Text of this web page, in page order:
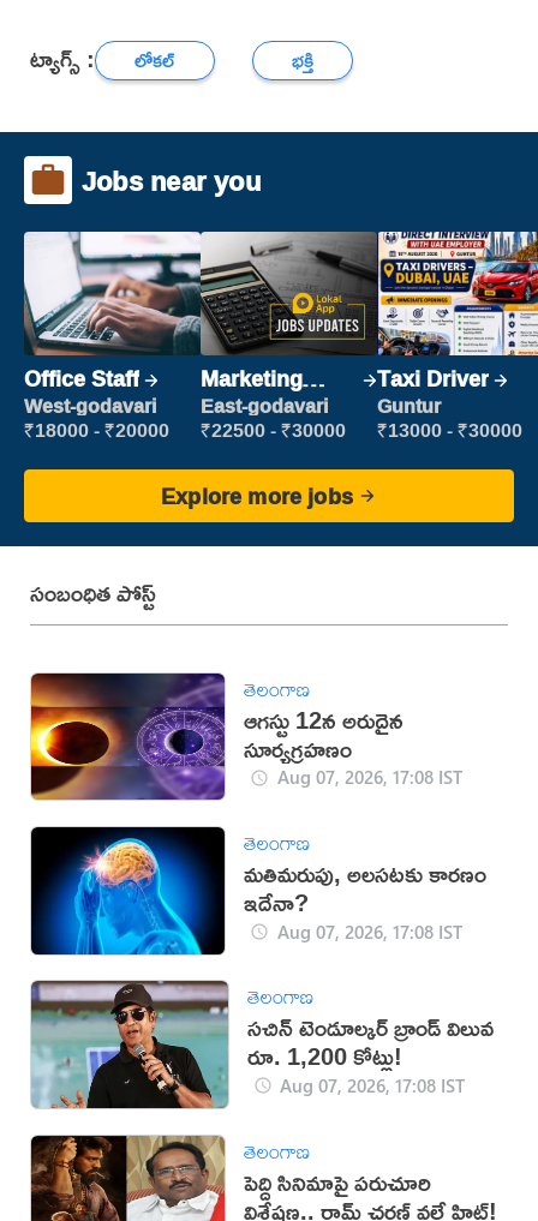
ట్యాగ్స్ : లోకల్ భక్తి
Jobs near you
Office Staff
West-godavari
₹18000 - ₹20000
Marketing
Executive
East-godavari
₹22500 - ₹30000
Taxi Driver
Guntur
₹13000 - ₹30000
Explore more jobs
సంబంధిత పోస్ట్
తెలంగాణ
ఆగస్టు 12న అరుదైన
సూర్యగ్రహణం
Aug 07, 2026, 17:08 IST
తెలంగాణ
మతిమరుపు, అలసటకు కారణం
ఇదేనా?
Aug 07, 2026, 17:08 IST
తెలంగాణ
సచిన్ టెండూల్కర్ బ్రాండ్ విలువ
రూ. 1,200 కోట్లు!
Aug 07, 2026, 17:08 IST
తెలంగాణ
పెద్ది సినిమాపై పరుచూరి
విశ్లేషణ.. రామ్ చరణ్ వల్లే హిట్!